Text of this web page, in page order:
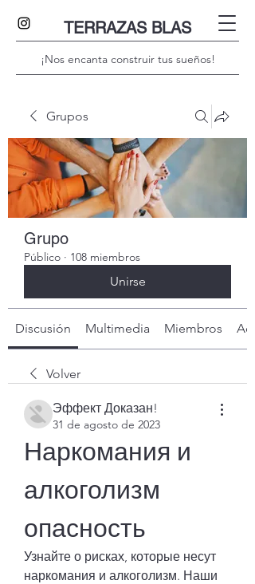
TERRAZAS BLAS
¡Nos encanta construir tus sueños!
Grupos
Grupo
Público · 108 miembros
Unirse
Discusión Multimedia Miembros
Volver
Эффект Доказан!
31 de agosto de 2023
Наркомания и
алкоголизм
опасность
Узнайте о рисках, которые несут
наркомания и алкоголизм. Наши